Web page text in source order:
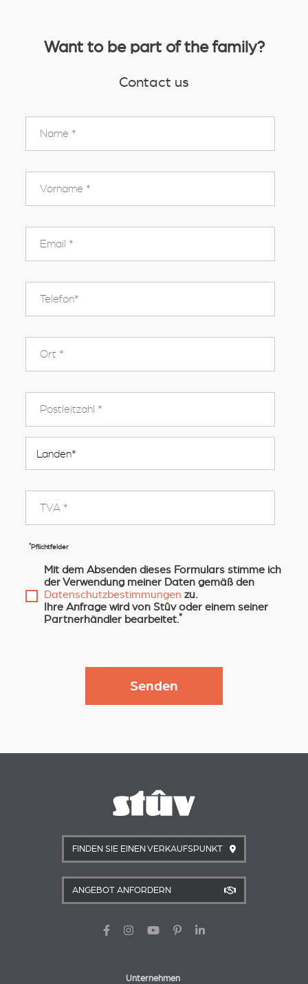
Want to be part of the family?
Contact us
*Pflichtfelder
Mit dem Absenden dieses Formulars stimme ich
der Verwendung meiner Daten gemäß den
Datenschutzbestimmungen zu.
Ihre Anfrage wird von Stûv oder einem seiner
Partnerhändler bearbeitet.*
FINDEN SIE EINEN VERKAUFSPUNKT
ANGEBOT ANFORDERN
Unternehmen